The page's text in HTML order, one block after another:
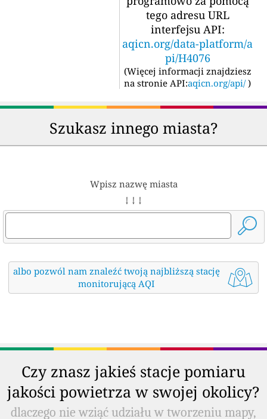
tego adresu URL
interfejsu API:
aqicn.org/data-platform/a
pi/H4076
(Więcej informacji znajdziesz
na stronie API:aqicn.org/api/ )
Szukasz innego miasta?
Wpisz nazwę miasta
↓ ↓ ↓
albo pozwól nam znaleźć twoją najbliższą stację
monitorującą AQI
Czy znasz jakieś stacje pomiaru
jakości powietrza w swojej okolicy?
dlaczego nie wziąć udziału w tworzeniu mapy,